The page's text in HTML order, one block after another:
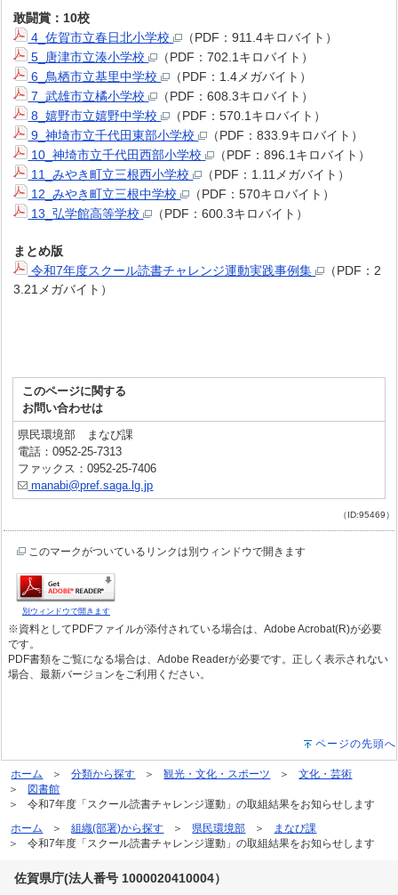
敢闘賞：10校
4_佐賀市立春日北小学校
（PDF：911.4キロバイト）
5_唐津市立湊小学校
（PDF：702.1キロバイト）
6_鳥栖市立基里中学校
（PDF：1.4メガバイト）
7_武雄市立橘小学校
（PDF：608.3キロバイト）
8_嬉野市立嬉野中学校
（PDF：570.1キロバイト）
9_神埼市立千代田東部小学校
（PDF：833.9キロバイト）
10_神埼市立千代田西部小学校
（PDF：896.1キロバイト）
11_みやき町立三根西小学校
（PDF：1.11メガバイト）
12_みやき町立三根中学校
（PDF：570キロバイト）
13_弘学館高等学校
（PDF：600.3キロバイト）
まとめ版
令和7年度スクール読書チャレンジ運動実践事例集
（PDF：2
3.21メガバイト）
このページに関する
お問い合わせは
県民環境部 まなび課
電話：0952-25-7313
ファックス：0952-25-7406
manabi@pref.saga.lg.jp
（ID:95469）
このマークがついているリンクは別ウィンドウで開きます
別ウィンドウで開きます
※資料としてPDFファイルが添付されている場合は、Adobe Acrobat(R)が必要
です。
PDF書類をご覧になる場合は、Adobe Readerが必要です。正しく表示されない
場合、最新バージョンをご利用ください。
ページの先頭へ
ホーム 分類から探す 観光・文化・スポーツ
文化・芸術
図書館
令和7年度「スクール読書チャレンジ運動」の取組結果をお知らせします
ホーム
組織(部署)から探す 県民環境部
まなび課
令和7年度「スクール読書チャレンジ運動」の取組結果をお知らせします
佐賀県庁(法人番号 1000020410004）